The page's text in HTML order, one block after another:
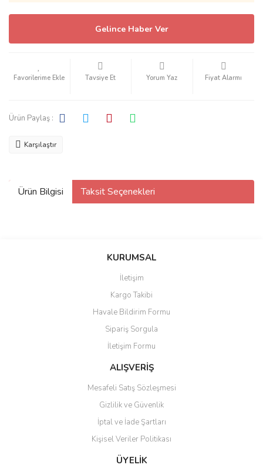
Gelince Haber Ver
Tavsiye Et Yorum Yaz Fiyat Alarmı
Ürün Paylaş :
Karşılaştır
Ürün Bilgisi Taksit Seçenekleri
KURUMSAL
İletişim
Kargo Takibi
Havale Bildirim Formu
Sipariş Sorgula
İletişim Formu
ALIŞVERİŞ
Mesafeli Satış Sözleşmesi
Gizlilik ve Güvenlik
İptal ve İade Şartları
Kişisel Veriler Politikası
ÜYELİK